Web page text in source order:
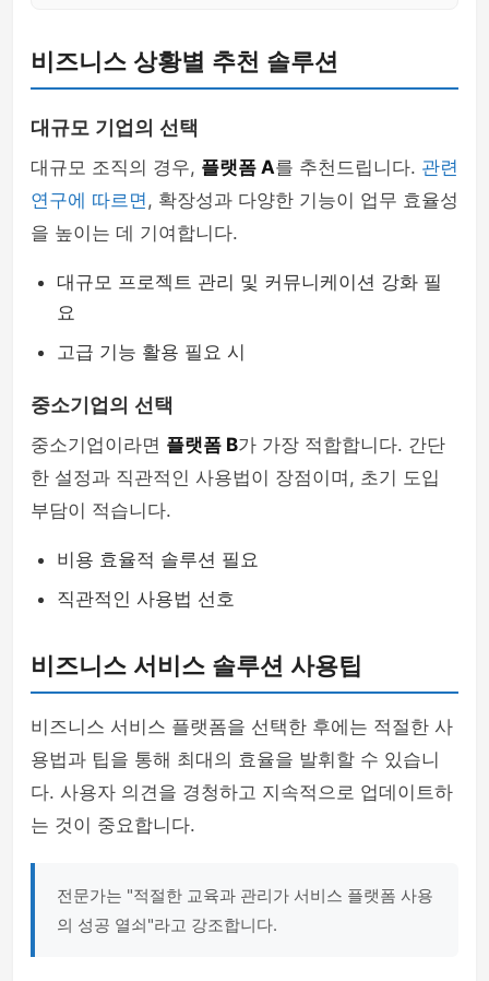
비즈니스 상황별 추천 솔루션
대규모 기업의 선택
대규모 조직의 경우, 플랫폼 A를 추천드립니다. 관련
연구에 따르면, 확장성과 다양한 기능이 업무 효율성
을 높이는 데 기여합니다.
대규모 프로젝트 관리 및 커뮤니케이션 강화 필
요
고급 기능 활용 필요 시
중소기업의 선택
중소기업이라면 플랫폼 B가 가장 적합합니다. 간단
한 설정과 직관적인 사용법이 장점이며, 초기 도입
부담이 적습니다.
비용 효율적 솔루션 필요
직관적인 사용법 선호
비즈니스 서비스 솔루션 사용팁
비즈니스 서비스 플랫폼을 선택한 후에는 적절한 사
용법과 팁을 통해 최대의 효율을 발휘할 수 있습니
다. 사용자 의견을 경청하고 지속적으로 업데이트하
는 것이 중요합니다.
전문가는 "적절한 교육과 관리가 서비스 플랫폼 사용
의 성공 열쇠"라고 강조합니다.